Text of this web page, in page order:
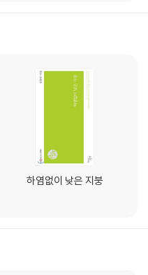
하염없이 낮은 지붕